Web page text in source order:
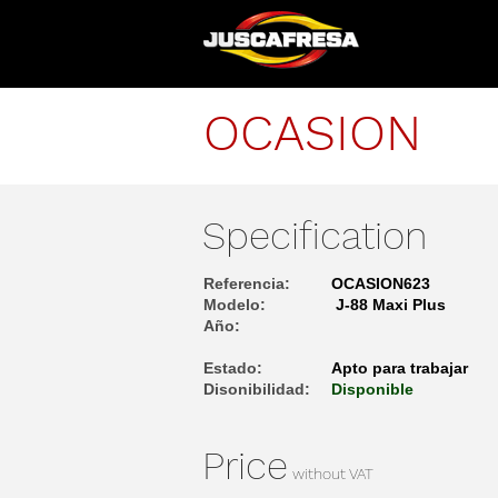
OCASION
Specification
Referencia:
Modelo:
Año:
Estado:
Disonibilidad:
OCASION623
​ J-88 Maxi Plus
Apto para trabajar
Disponible
Price without VAT